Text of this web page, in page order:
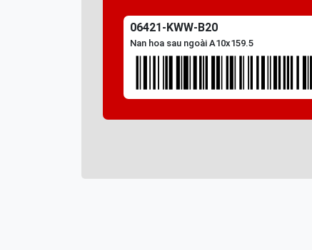
06421-KWW-B20
Nan hoa sau ngoài A10x159.5